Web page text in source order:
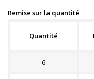
Remise sur la quantité
Quantité
6